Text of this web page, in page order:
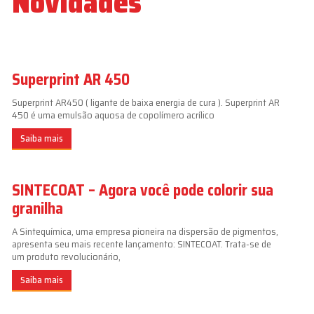
Superprint AR 450
Superprint AR450 ( ligante de baixa energia de cura ). Superprint AR
450 é uma emulsão aquosa de copolímero acrílico
Saiba mais
SINTECOAT – Agora você pode colorir sua
granilha
A Sintequímica, uma empresa pioneira na dispersão de pigmentos,
apresenta seu mais recente lançamento: SINTECOAT. Trata-se de
um produto revolucionário,
Saiba mais